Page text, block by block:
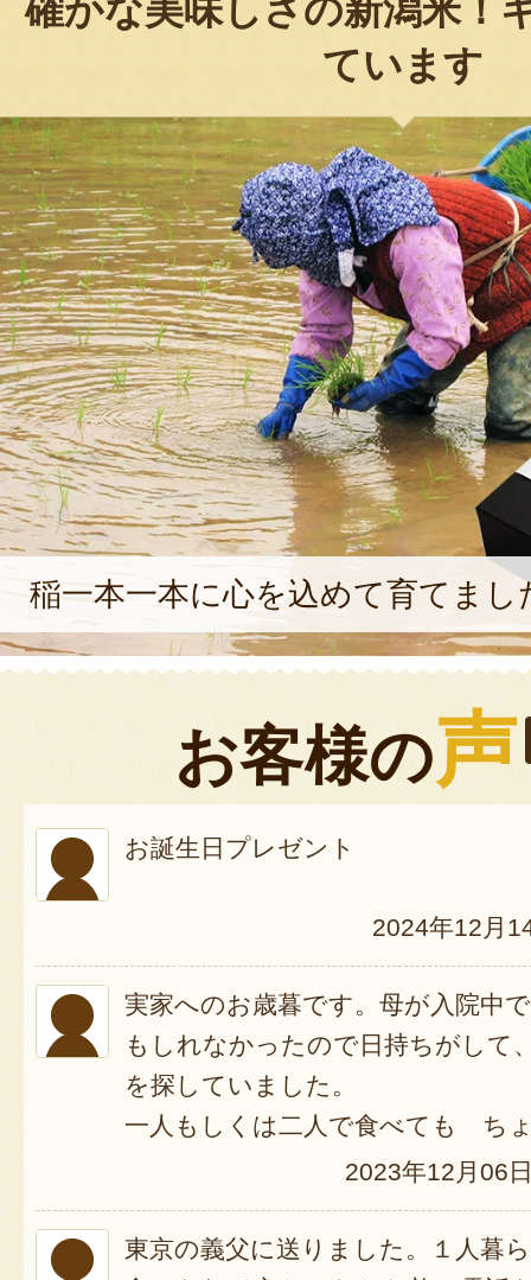
確かな美味しさの新潟米！
ています
稲一本一本に心を込めて育てまし
お客様の声
お誕生日プレゼント
2024年12月
実家へのお歳暮です。母が入院中
もしれなかったので日持ちがして
を探していました。
一人もしくは二人で食べても ち
2023年12月06
東京の義父に送りました。１人暮